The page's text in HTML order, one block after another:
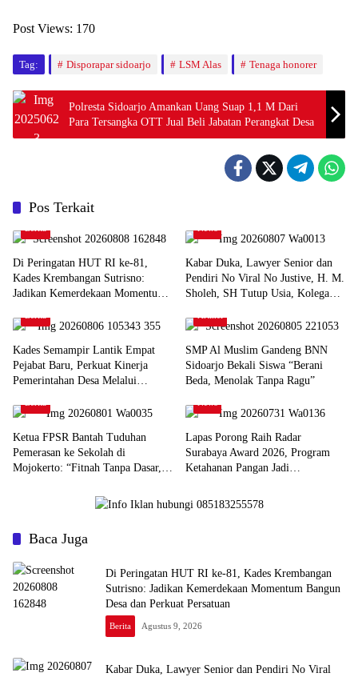
Post Views: 170
Tag: Disporapar sidoarjo LSM Alas Tenaga honorer
Polresta Sidoarjo Amankan Uang Suap 1,1 M Dari
Para Tersangka OTT Jual Beli Jabatan Perangkat Desa
Pos Terkait
Di Peringatan HUT RI ke-81,
Kades Krembangan Sutrisno:
Jadikan Kemerdekaan Momentum
Persatuan
Kabar Duka, Lawyer Senior dan
Pendiri No Viral No Justive, H. M.
Sholeh, SH Tutup Usia, Kolega
Kades Semampir Lantik Empat
Pejabat Baru, Perkuat Kinerja
Pemerintahan Desa Melalui
SMP Al Muslim Gandeng BNN
Sidoarjo Bekali Siswa “Berani
Beda, Menolak Tanpa Ragu”
Ketua FPSR Bantah Tuduhan
Pemerasan ke Sekolah di
Mojokerto: “Fitnah Tanpa Dasar,
Lapas Porong Raih Radar
Surabaya Award 2026, Program
Ketahanan Pangan Jadi
Baca Juga
Di Peringatan HUT RI ke-81, Kades Krembangan
Sutrisno: Jadikan Kemerdekaan Momentum Bangun
Desa dan Perkuat Persatuan
Berita Agustus 9, 2026
Kabar Duka, Lawyer Senior dan Pendiri No Viral